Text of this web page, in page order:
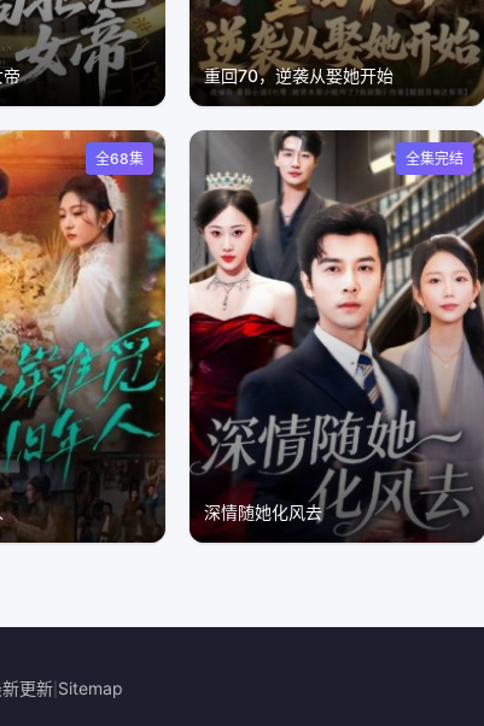
重回70，逆袭从娶她开始
全68集 全集完结
深情随她化风去
更新 Sitemap